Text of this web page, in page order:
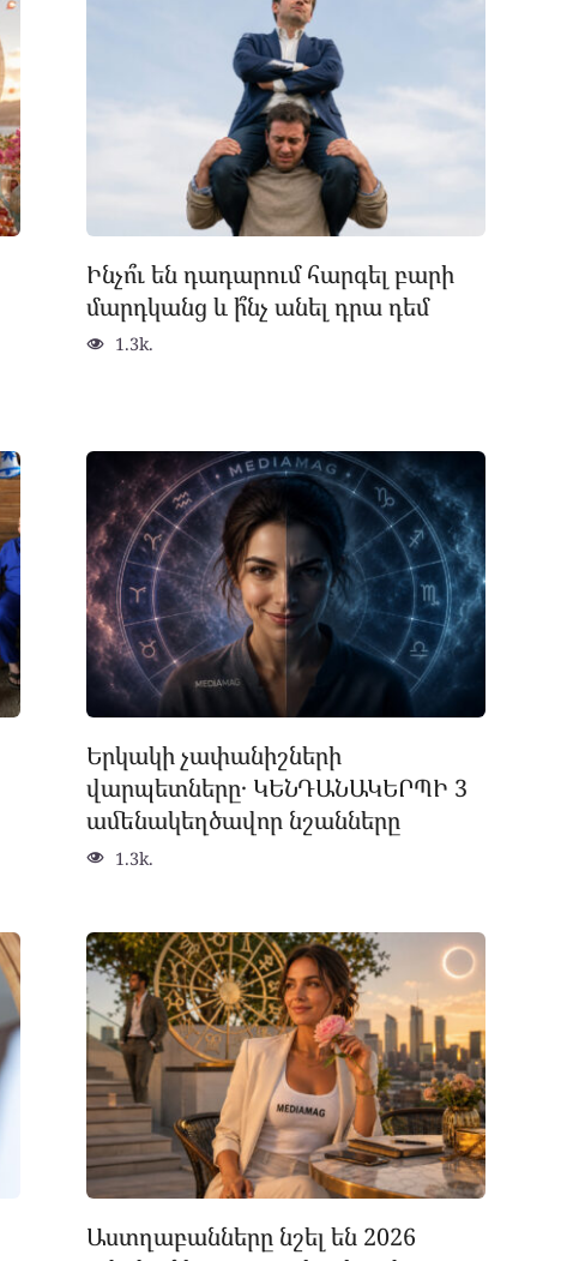
Ինչո՞ւ են դադարում հարգել բարի
մարդկանց և ի՞նչ անել դրա դեմ
1.3k.
Երկակի չափանիշների
վարպետները․ ԿԵՆԴԱՆԱԿԵՐՊԻ 3
ամենակեղծավոր նշանները
1.3k.
Աստղաբանները նշել են 2026